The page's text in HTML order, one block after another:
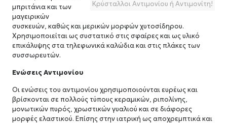
Κρύσταλλοι Αντιμονίου ή Αντιμονίτη!
μπριτάνια και των
μαγειρικών
συσκευών, καθώς και μερικών μορφών χυτοσίδηρου.
Χρησιμοποιείται ως συστατικό στις σφαίρες και ως υλικό
επικάλυψης στα τηλεφωνικά καλώδια και στις πλάκες των
συσσωρευτών.
Ενώσεις Αντιμονίου
Οι ενώσεις του αντιμονίου χρησιμοποιούνται ευρέως και
βρίσκονται σε πολλούς τύπους κεραμικών, ριπολίνης,
μονωτικών πυρός, χρωστικών γυαλιού και σε διάφορες
μορφές ελαστικού. Επίσης στην ιατρική ως αποχρεμπτικά και